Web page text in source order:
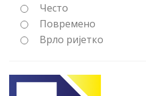
Често
Повремено
Врло ријетко